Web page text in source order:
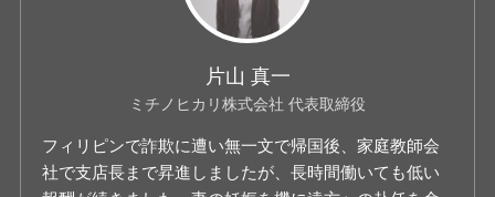
片山 真一
ミチノヒカリ株式会社 代表取締役
フィリピンで詐欺に遭い無一文で帰国後、家庭教師会
社で支店長まで昇進しましたが、長時間働いても低い